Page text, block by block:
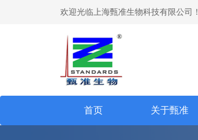
欢迎光临上海甄准生物科技有限公司！
首页(current) 关于甄准